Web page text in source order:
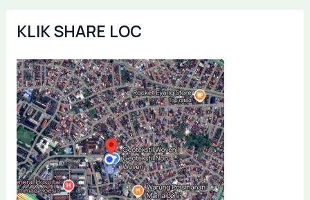
KLIK SHARE LOC